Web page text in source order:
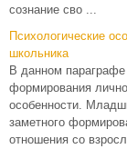
сознание сво ...
Психологические
школьника
В данном параграфе
формирования
особенности.
заметного
отношения со